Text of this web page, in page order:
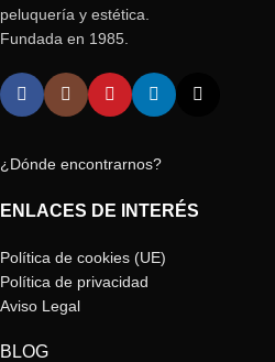
peluquería y estética.
Fundada en 1985.
¿Dónde encontrarnos?
ENLACES DE INTERÉS
Política de cookies (UE)
Política de privacidad
Aviso Legal
BLOG